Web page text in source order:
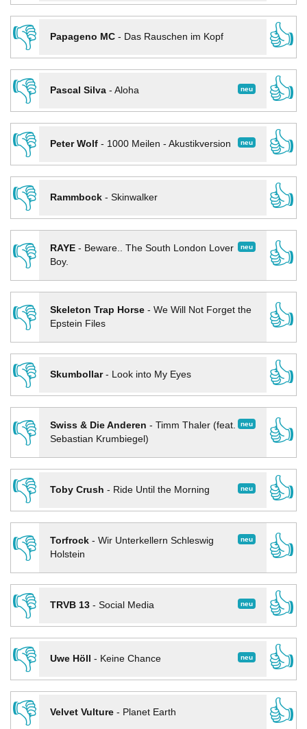
👎
Papageno MC- Das Rauschen im Kopf
👍
👎
neu
Pascal Silva- Aloha
👍
👎
neu
Peter Wolf- 1000 Meilen - Akustikversion
👍
👎
Rammbock- Skinwalker
👍
👎
neu
RAYE- Beware.. The South London Lover
Boy.
👍
👎 Skeleton Trap Horse- We Will Not Forget the
Epstein Files
👍
👎
Skumbollar- Look into My Eyes
👍
👎
neu
Swiss & Die Anderen - Timm Thaler (feat.
Sebastian Krumbiegel)
👍
👎
neu
Toby Crush - Ride Until the Morning
👍
👎
neu
Torfrock- Wir Unterkellern Schleswig
Holstein
👍
👎
neu
TRVB 13- Social Media
👍
👎
neu
Uwe Höll - Keine Chance
👍
👎
Velvet Vulture- Planet Earth
👍